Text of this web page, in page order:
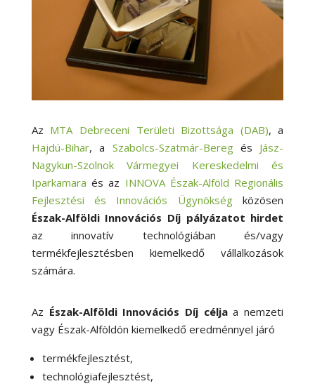
Az MTA Debreceni Területi Bizottsága (DAB), a
Hajdú-Bihar, a Szabolcs-Szatmár-Beregés Jász-
Nagykun-Szolnok Vármegyei Kereskedelmi és
Iparkamara és az INNOVA Észak-Alföld Regionális
Fejlesztési és Innovációs Ügynökségközösen
Észak-Alföldi Innovációs Díj pályázatot hirdet
az innovatív technológiában és/vagy
termékfejlesztésben kiemelkedő vállalkozások
számára.
Az Észak-Alföldi Innovációs Díj céljaa nemzeti
vagy Észak-Alföldön kiemelkedő eredménnyel járó
termékfejlesztést,
technológiafejlesztést,